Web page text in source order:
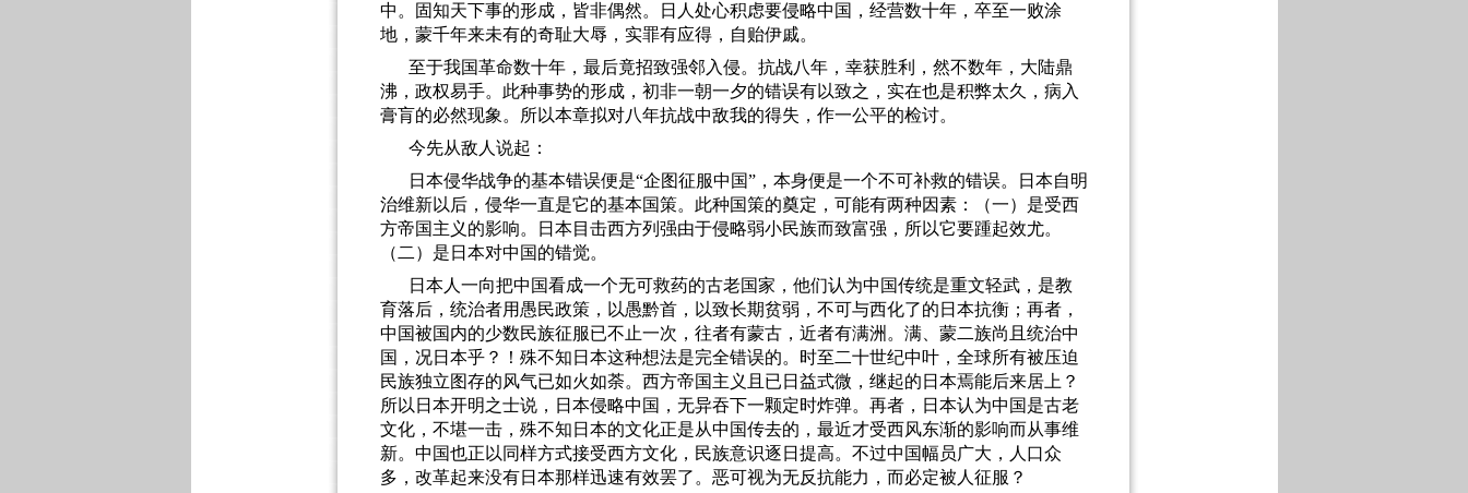
中。固知天下事的形成，皆非偶然。日人处心积虑要侵略中国，经营数十年，卒至一败涂
地，蒙千年来未有的奇耻大辱，实罪有应得，自贻伊戚。
至于我国革命数十年，最后竟招致强邻入侵。抗战八年，幸获胜利，然不数年，大陆鼎
沸，政权易手。此种事势的形成，初非一朝一夕的错误有以致之，实在也是积弊太久，病入
膏肓的必然现象。所以本章拟对八年抗战中敌我的得失，作一公平的检讨。
今先从敌人说起：
日本侵华战争的基本错误便是“企图征服中国”，本身便是一个不可补救的错误。日本自明
治维新以后，侵华一直是它的基本国策。此种国策的奠定，可能有两种因素：（一）是受西
方帝国主义的影响。日本目击西方列强由于侵略弱小民族而致富强，所以它要踵起效尤。
（二）是日本对中国的错觉。
日本人一向把中国看成一个无可救药的古老国家，他们认为中国传统是重文轻武，是教
育落后，统治者用愚民政策，以愚黔首，以致长期贫弱，不可与西化了的日本抗衡；再者，
中国被国内的少数民族征服已不止一次，往者有蒙古，近者有满洲。满、蒙二族尚且统治中
国，况日本乎？！殊不知日本这种想法是完全错误的。时至二十世纪中叶，全球所有被压迫
民族独立图存的风气已如火如荼。西方帝国主义且已日益式微，继起的日本焉能后来居上？
所以日本开明之士说，日本侵略中国，无异吞下一颗定时炸弹。再者，日本认为中国是古老
文化，不堪一击，殊不知日本的文化正是从中国传去的，最近才受西风东渐的影响而从事维
新。中国也正以同样方式接受西方文化，民族意识逐日提高。不过中国幅员广大，人口众
多，改革起来没有日本那样迅速有效罢了。恶可视为无反抗能力，而必定被人征服？